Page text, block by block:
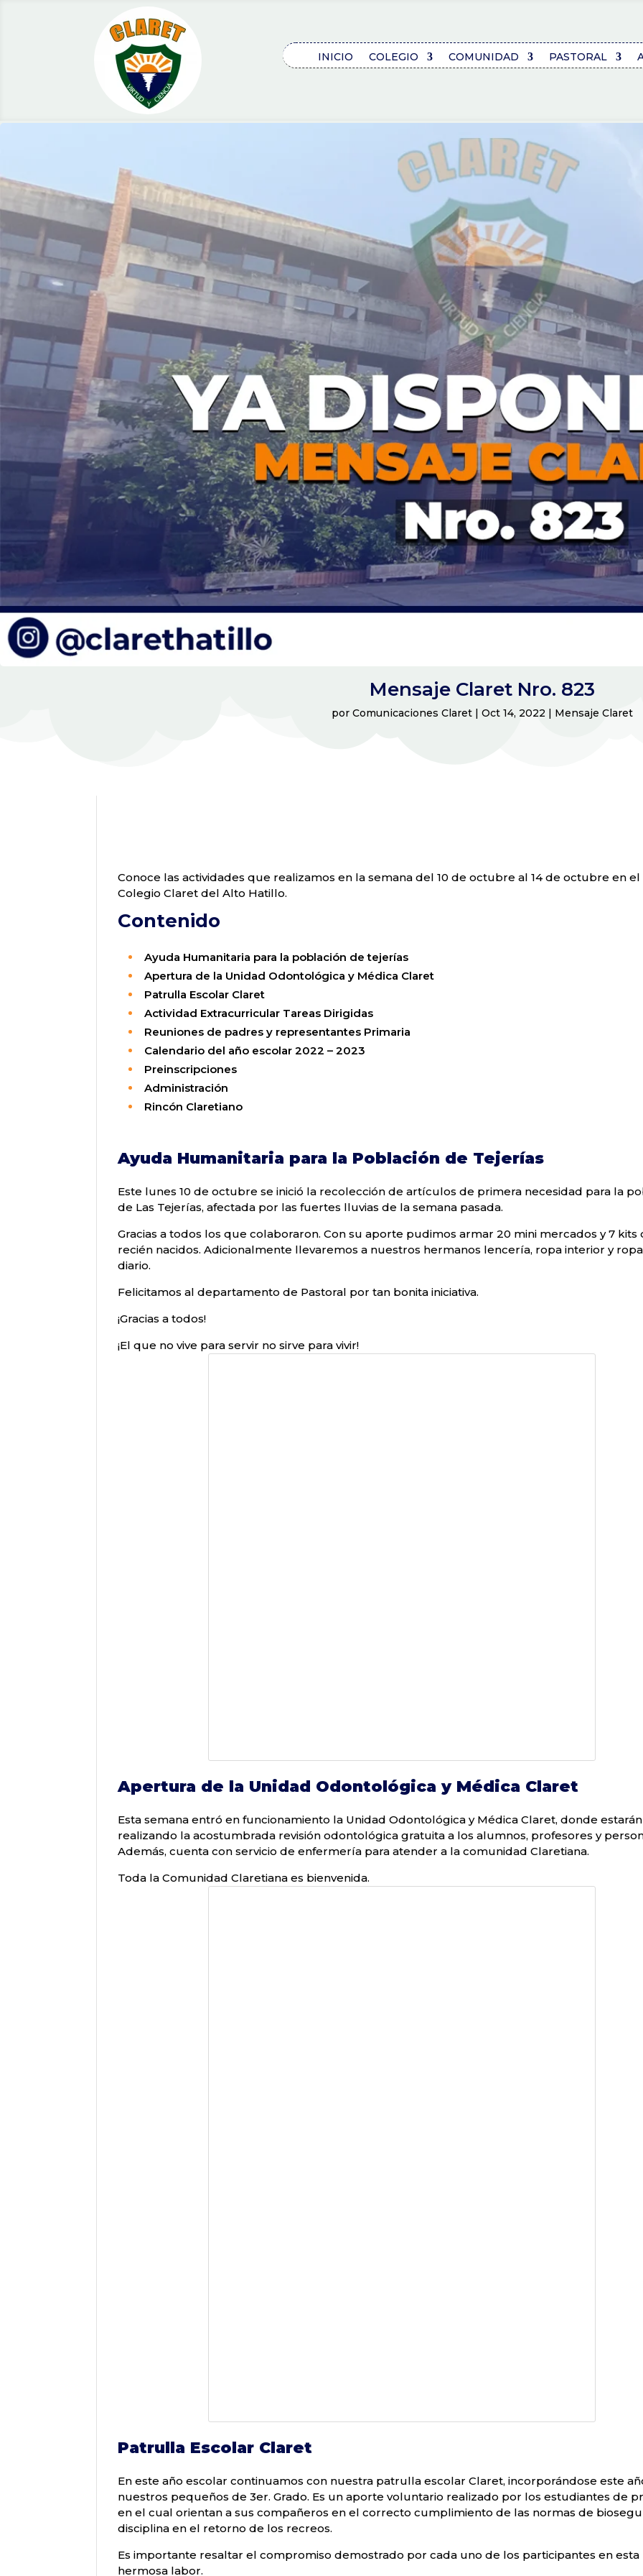
INICIO COLEGIO COMUNIDAD PASTORAL
Mensaje Claret Nro. 823
por Comunicaciones Claret | Oct 14, 2022 | Mensaje Claret
Conoce las actividades que realizamos en la semana del 10 de octubre al 14 de octubre en el
Colegio Claret del Alto Hatillo.
Contenido
Ayuda Humanitaria para la población de tejerías
Apertura de la Unidad Odontológica y Médica Claret
Patrulla Escolar Claret
Actividad Extracurricular Tareas Dirigidas
Reuniones de padres y representantes Primaria
Calendario del año escolar 2022 – 2023
Preinscripciones
Administración
Rincón Claretiano
Ayuda Humanitaria para la Población de Tejerías
Este lunes 10 de octubre se inició la recolección de artículos de primera necesidad para la
de Las Tejerías, afectada por las fuertes lluvias de la semana pasada.
Gracias a todos los que colaboraron. Con su aporte pudimos armar 20 mini mercados y 7 kits
recién nacidos. Adicionalmente llevaremos a nuestros hermanos lencería, ropa interior y
diario.
Felicitamos al departamento de Pastoral por tan bonita iniciativa.
¡Gracias a todos!
¡El que no vive para servir no sirve para vivir!
Apertura de la Unidad Odontológica y Médica Claret
Esta semana entró en funcionamiento la Unidad Odontológica y Médica Claret, donde estarán
realizando la acostumbrada revisión odontológica gratuita a los alumnos, profesores y
Además, cuenta con servicio de enfermería para atender a la comunidad Claretiana.
Toda la Comunidad Claretiana es bienvenida.
Patrulla Escolar Claret
En este año escolar continuamos con nuestra patrulla escolar Claret, incorporándose este
nuestros pequeños de 3er. Grado. Es un aporte voluntario realizado por los estudiantes de
en el cual orientan a sus compañeros en el correcto cumplimiento de las normas de
disciplina en el retorno de los recreos.
Es importante resaltar el compromiso demostrado por cada uno de los participantes en esta
hermosa labor.